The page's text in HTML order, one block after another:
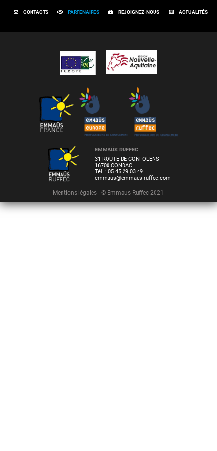
CONTACTS PARTENAIRES REJOIGNEZ-NOUS ACTUALITÉS
EMMAÜS RUFFEC
31 ROUTE DE CONFOLENS
16700 CONDAC
Tél. : 05 45 29 03 49
emmaus@emmaus-ruffec.com
Mentions légales - © Emmaus Ruffec 2021